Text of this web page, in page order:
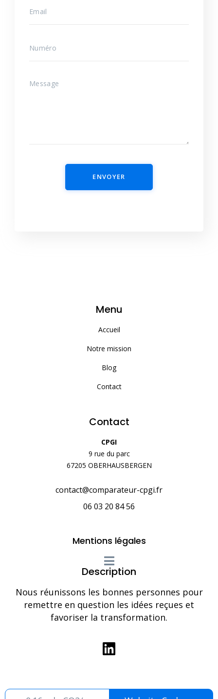
ENVOYER
Menu
Accueil
Notre mission
Blog
Contact
Contact
CPGI
9 rue du parc
67205 OBERHAUSBERGEN
contact@comparateur-cpgi.fr
06 03 20 84 56
Mentions légales
Description
Nous réunissons les bonnes personnes pour
remettre en question les idées reçues et
favoriser la transformation.